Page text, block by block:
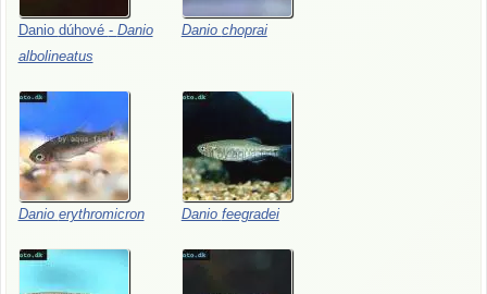
Danio dúhové - Danio
albolineatus
Danio choprai
Danio erythromicron Danio feegradei